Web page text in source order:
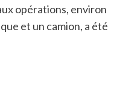
opérations, environ
et un camion, a été